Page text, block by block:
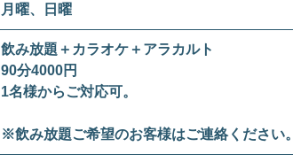
月曜、日曜
飲み放題＋カラオケ＋アラカルト
90分4000円
1名様からご対応可。
※飲み放題ご希望のお客様はご連絡ください。